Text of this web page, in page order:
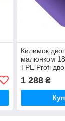
Килимок
малюнком
TPE Profi
1 288₴